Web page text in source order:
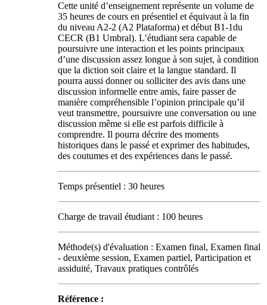
Cette unité d’enseignement représente un volume de
35 heures de cours en présentiel et équivaut à la fin
du niveau A2-2 (A2 Plataforma) et début B1-1du
CECR (B1 Umbral). L’étudiant sera capable de
poursuivre une interaction et les points principaux
d’une discussion assez longue à son sujet, à condition
que la diction soit claire et la langue standard. Il
pourra aussi donner ou solliciter des avis dans une
discussion informelle entre amis, faire passer de
manière compréhensible l’opinion principale qu’il
veut transmettre, poursuivre une conversation ou une
discussion même si elle est parfois difficile à
comprendre. Il pourra décrire des moments
historiques dans le passé et exprimer des habitudes,
des coutumes et des expériences dans le passé.
Temps présentiel : 30 heures
Charge de travail étudiant : 100 heures
Méthode(s) d'évaluation : Examen final, Examen final
- deuxième session, Examen partiel, Participation et
assiduité, Travaux pratiques contrôlés
Référence :